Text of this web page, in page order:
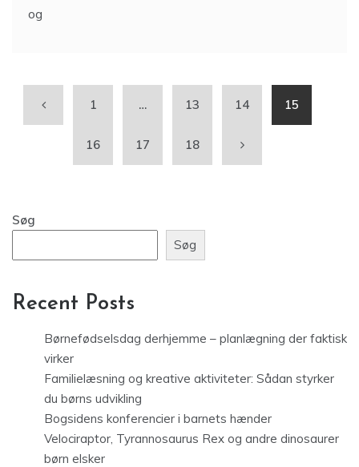
og
1 … 13 14 15
16 17 18
Søg
Søg
Recent Posts
Børnefødselsdag derhjemme – planlægning der faktisk
virker
Familielæsning og kreative aktiviteter: Sådan styrker
du børns udvikling
Bogsidens konferencier i barnets hænder
Velociraptor, Tyrannosaurus Rex og andre dinosaurer
børn elsker